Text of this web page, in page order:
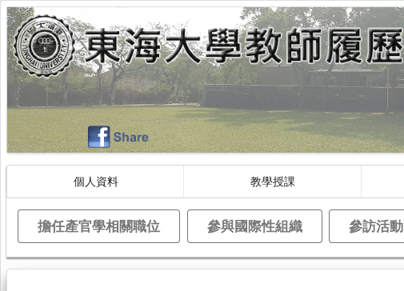
個人資料 教學授課
擔任產官學相關職位 參與國際性組織 參訪活動